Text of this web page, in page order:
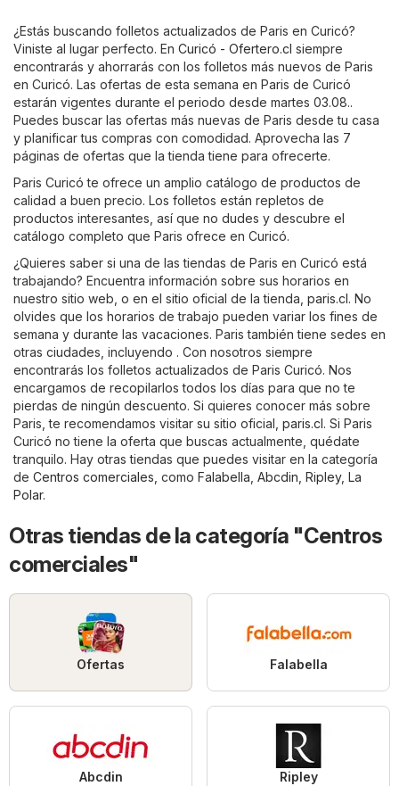
¿Estás buscando folletos actualizados de Paris en Curicó?
Viniste al lugar perfecto. En Curicó - Ofertero.cl siempre
encontrarás y ahorrarás con los folletos más nuevos de Paris
en Curicó. Las ofertas de esta semana en Paris de Curicó
estarán vigentes durante el periodo desde martes 03.08..
Puedes buscar las ofertas más nuevas de Paris desde tu casa
y planificar tus compras con comodidad. Aprovecha las 7
páginas de ofertas que la tienda tiene para ofrecerte.
Paris Curicó te ofrece un amplio catálogo de productos de
calidad a buen precio. Los folletos están repletos de
productos interesantes, así que no dudes y descubre el
catálogo completo que Paris ofrece en Curicó.
¿Quieres saber si una de las tiendas de Paris en Curicó está
trabajando? Encuentra información sobre sus horarios en
nuestro sitio web, o en el sitio oficial de la tienda, paris.cl. No
olvides que los horarios de trabajo pueden variar los fines de
semana y durante las vacaciones. Paris también tiene sedes en
otras ciudades, incluyendo . Con nosotros siempre
encontrarás los folletos actualizados de Paris Curicó. Nos
encargamos de recopilarlos todos los días para que no te
pierdas de ningún descuento. Si quieres conocer más sobre
Paris, te recomendamos visitar su sitio oficial, paris.cl. Si Paris
Curicó no tiene la oferta que buscas actualmente, quédate
tranquilo. Hay otras tiendas que puedes visitar en la categoría
de Centros comerciales , como Falabella Abcdin Ripley, La
Polar.
Otras tiendas de la categoría "Centros
comerciales"
Ofertas Falabella
Abcdin Ripley